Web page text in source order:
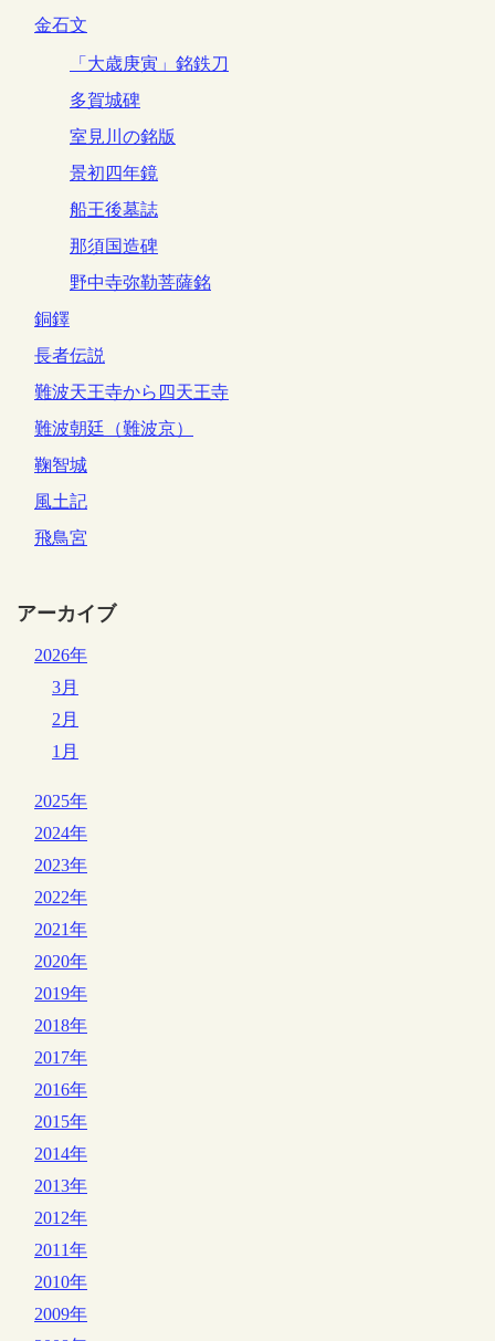
金石文
「大歳庚寅」銘鉄刀
多賀城碑
室見川の銘版
景初四年鏡
船王後墓誌
那須国造碑
野中寺弥勒菩薩銘
銅鐸
長者伝説
難波天王寺から四天王寺
難波朝廷（難波京）
鞠智城
風土記
飛鳥宮
アーカイブ
2026年
3月
2月
1月
2025年
2024年
2023年
2022年
2021年
2020年
2019年
2018年
2017年
2016年
2015年
2014年
2013年
2012年
2011年
2010年
2009年